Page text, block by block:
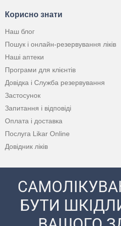
Корисно знати
Наш блог
Пошук і онлайн-резервування ліків
Наші аптеки
Програми для клієнтів
Довідка і Служба резервування
Застосунок
Запитання і відповіді
Оплата і доставка
Послуга Likar Online
Довідник ліків
БУТИ